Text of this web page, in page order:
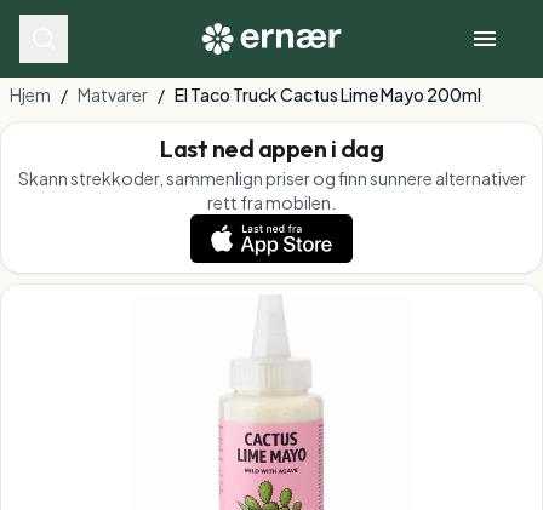
Hjem / Matvarer / El Taco Truck Cactus Lime Mayo 200ml
Last ned appen i dag
Skann strekkoder, sammenlign priser og finn sunnere alternativer
rett fra mobilen.